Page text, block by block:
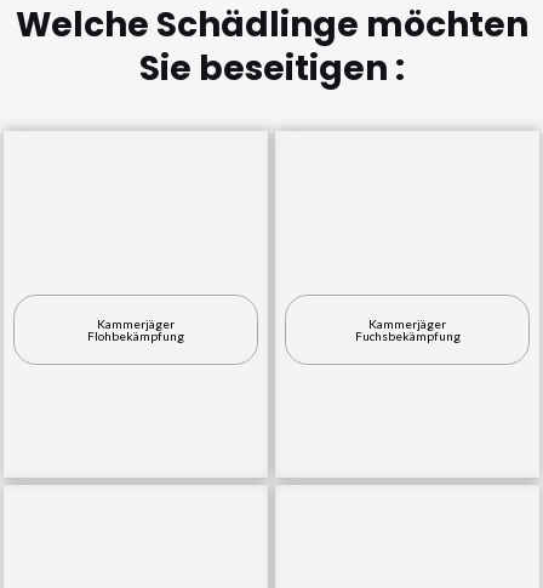
Welche Schädlinge möchten
Sie beseitigen :
Kammerjäger
Flohbekämpfung
Kammerjäger
Fuchsbekämpfung